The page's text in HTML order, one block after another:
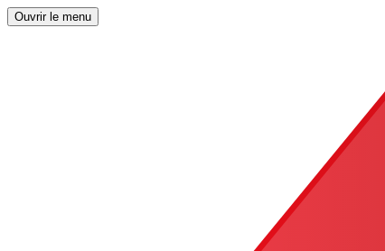
Ouvrir le menu